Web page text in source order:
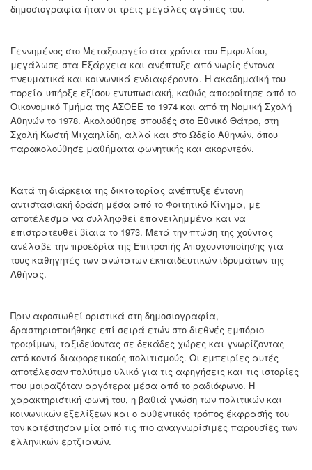
δημοσιογραφία ήταν οι τρεις μεγάλες αγάπες του.
Γεννημένος στο Μεταξουργείο στα χρόνια του Εμφυλίου,
μεγάλωσε στα Εξάρχεια και ανέπτυξε από νωρίς έντονα
πνευματικά και κοινωνικά ενδιαφέροντα. Η ακαδημαϊκή του
πορεία υπήρξε εξίσου εντυπωσιακή, καθώς αποφοίτησε από το
Οικονομικό Τμήμα της ΑΣΟΕΕ το 1974 και από τη Νομική Σχολή
Αθηνών το 1978. Ακολούθησε σπουδές στο Εθνικό Θάτρο, στη
Σχολή Κωστή Μιχαηλίδη, αλλά και στο Ωδείο Αθηνών, όπου
παρακολούθησε μαθήματα φωνητικής και ακορντεόν.
Κατά τη διάρκεια της δικτατορίας ανέπτυξε έντονη
αντιστασιακή δράση μέσα από το Φοιτητικό Κίνημα, με
αποτέλεσμα να συλληφθεί επανειλημμένα και να
επιστρατευθεί βίαια το 1973. Μετά την πτώση της χούντας
ανέλαβε την προεδρία της Επιτροπής Αποχουντοποίησης για
τους καθηγητές των ανώτατων εκπαιδευτικών ιδρυμάτων της
Αθήνας.
Πριν αφοσιωθεί οριστικά στη δημοσιογραφία,
δραστηριοποιήθηκε επί σειρά ετών στο διεθνές εμπόριο
τροφίμων, ταξιδεύοντας σε δεκάδες χώρες και γνωρίζοντας
από κοντά διαφορετικούς πολιτισμούς. Οι εμπειρίες αυτές
αποτέλεσαν πολύτιμο υλικό για τις αφηγήσεις και τις ιστορίες
που μοιραζόταν αργότερα μέσα από το ραδιόφωνο. Η
χαρακτηριστική φωνή του, η βαθιά γνώση των πολιτικών και
κοινωνικών εξελίξεων και ο αυθεντικός τρόπος έκφρασής του
τον κατέστησαν μία από τις πιο αναγνωρίσιμες παρουσίες των
ελληνικών ερτζιανών.